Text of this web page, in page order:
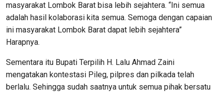
masyarakat Lombok Barat bisa lebih sejahtera. “Ini semua
adalah hasil kolaborasi kita semua. Semoga dengan capaian
ini masyarakat Lombok Barat dapat lebih sejahtera”
Harapnya.
Sementara itu Bupati Terpilih H. Lalu Ahmad Zaini
mengatakan kontestasi Pileg, pilpres dan pilkada telah
berlalu. Sehingga sudah saatnya untuk semua pihak bersatu